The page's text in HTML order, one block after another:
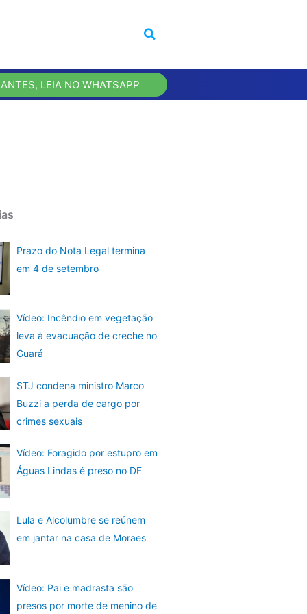
LEIA NO WHATSAPP
Prazo do Nota Legal termina
em 4 de setembro
Vídeo: Incêndio em vegetação
leva à evacuação de creche no
Guará
STJ condena ministro Marco
Buzzi a perda de cargo por
crimes sexuais
Vídeo: Foragido por estupro em
Águas Lindas é preso no DF
Lula e Alcolumbre se reúnem
em jantar na casa de Moraes
Vídeo: Pai e madrasta são
presos por morte de menino de